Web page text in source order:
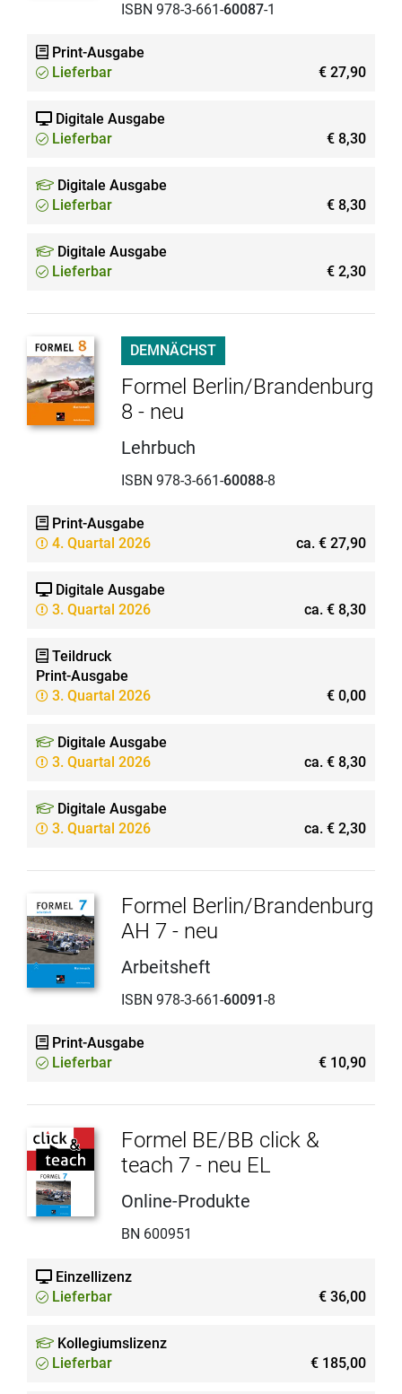
ISBN 978-3-661-60087-1
Print-Ausgabe
Lieferbar
€ 27,90
Digitale Ausgabe
Lieferbar
€ 8,30
Digitale Ausgabe
Lieferbar
€ 8,30
Digitale Ausgabe
Lieferbar
€ 2,30
DEMNÄCHST
Formel Berlin/Brandenburg
8 - neu
Lehrbuch
ISBN 978-3-661-60088-8
Print-Ausgabe
4. Quartal 2026
ca. € 27,90
Digitale Ausgabe
3. Quartal 2026
ca. € 8,30
Teildruck
Print-Ausgabe
3. Quartal 2026
€ 0,00
Digitale Ausgabe
3. Quartal 2026
ca. € 8,30
Digitale Ausgabe
3. Quartal 2026
ca. € 2,30
Formel Berlin/Brandenburg
AH 7 - neu
Arbeitsheft
ISBN 978-3-661-60091-8
Print-Ausgabe
Lieferbar
€ 10,90
Formel BE/BB click &
teach 7 - neu EL
Online-Produkte
BN 600951
Einzellizenz
Lieferbar
€ 36,00
Kollegiumslizenz
Lieferbar
€ 185,00